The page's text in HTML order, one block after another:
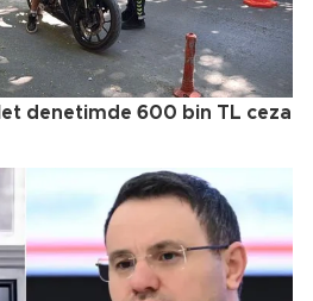
denetimde 600 bin TL ceza